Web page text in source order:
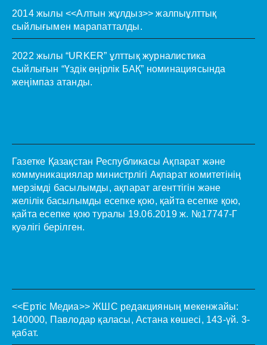
2014 жылы <<Алтын жұлдыз>> жалпыұлттық
сыйлығымен марапатталды.
2022 жылы “URKER” ұлттық журналистика
сыйлығын “Үздік өңірлік БАҚ” номинациясында
жеңімпаз атанды.
Газетке Қазақстан Республикасы Ақпарат және
коммуникациялар министрлігі Ақпарат комитетінің
мерзімді басылымды, ақпарат агенттігін және
желілік басылымды есепке қою, қайта есепке қою,
қайта есепке қою туралы 19.06.2019 ж. №17747-Г
куәлігі берілген.
<<Ертіс Медиа>> ЖШС редакцияның мекенжайы:
140000, Павлодар қаласы, Астана көшесі, 143-үй. 3-
қабат.